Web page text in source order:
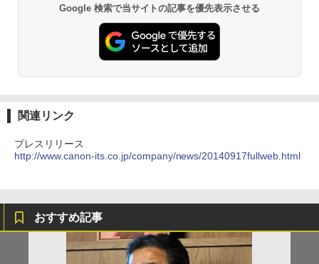
Google 検索で当サイトの記事を優先表示させる
関連リンク
プレスリリース
http://www.canon-its.co.jp/company/news/20140917fullweb.html
おすすめ記事